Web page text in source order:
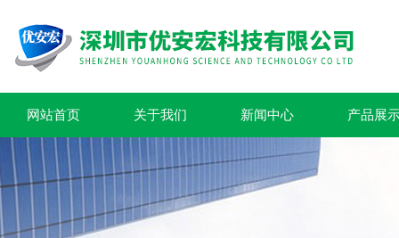
网站首页 关于我们 新闻中心 产品展